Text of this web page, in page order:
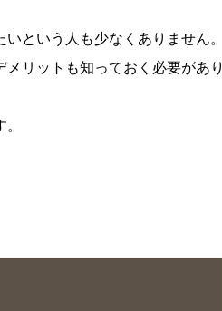
という人も少なくありません。
リットも知っておく必要があり